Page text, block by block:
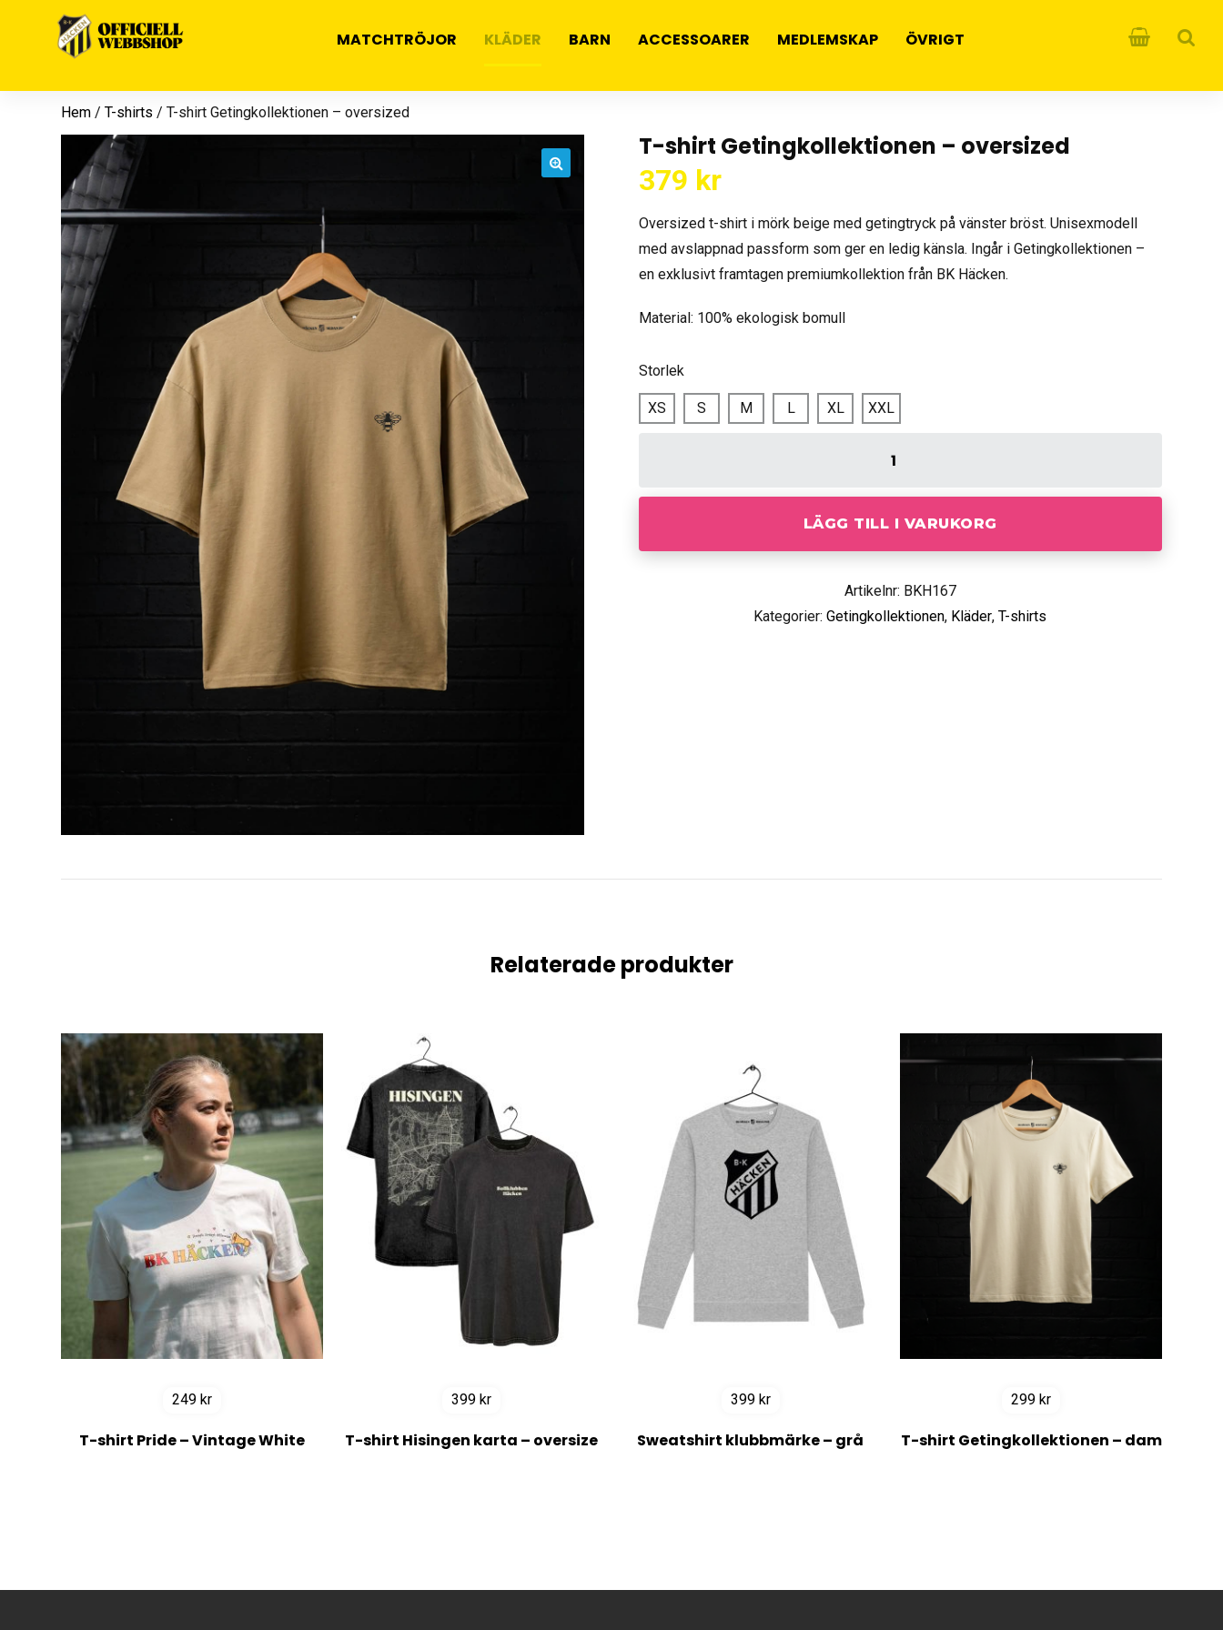
MATCHTRÖJOR KLÄDER BARN ACCESSOARER MEDLEMSKAP ÖVRIGT
Hem /T-shirts / T-shirt Getingkollektionen – oversized
T-shirt Getingkollektionen – oversized
379 kr
Oversized t-shirt i mörk beige med getingtryck på vänster bröst. Unisexmodell
med avslappnad passform som ger en ledig känsla. Ingår i Getingkollektionen –
en exklusivt framtagen premiumkollektion från BK Häcken.
Material: 100% ekologisk bomull
Storlek
XS S M L XL XXL
LÄGG TILL I VARUKORG
Artikelnr: BKH167
Kategorier:Getingkollektionen, Kläder,T-shirts
Relaterade produkter
249 kr
T-shirt Pride – Vintage White
399 kr
T-shirt Hisingen karta – oversize
399 kr
Sweatshirt klubbmärke – grå
299 kr
T-shirt Getingkollektionen – dam